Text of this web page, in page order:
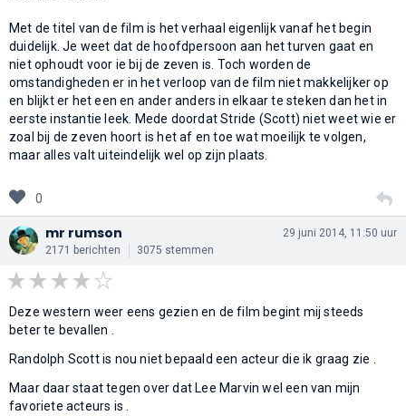
Met de titel van de film is het verhaal eigenlijk vanaf het begin
duidelijk. Je weet dat de hoofdpersoon aan het turven gaat en
niet ophoudt voor ie bij de zeven is. Toch worden de
omstandigheden er in het verloop van de film niet makkelijker op
en blijkt er het een en ander anders in elkaar te steken dan het in
eerste instantie leek. Mede doordat Stride (Scott) niet weet wie er
zoal bij de zeven hoort is het af en toe wat moeilijk te volgen,
maar alles valt uiteindelijk wel op zijn plaats.
0
mr rumson
2171 berichten 3075 stemmen
29 juni 2014, 11:50 uur
Deze western weer eens gezien en de film begint mij steeds
beter te bevallen .
Randolph Scott is nou niet bepaald een acteur die ik graag zie .
Maar daar staat tegen over dat Lee Marvin wel een van mijn
favoriete acteurs is .